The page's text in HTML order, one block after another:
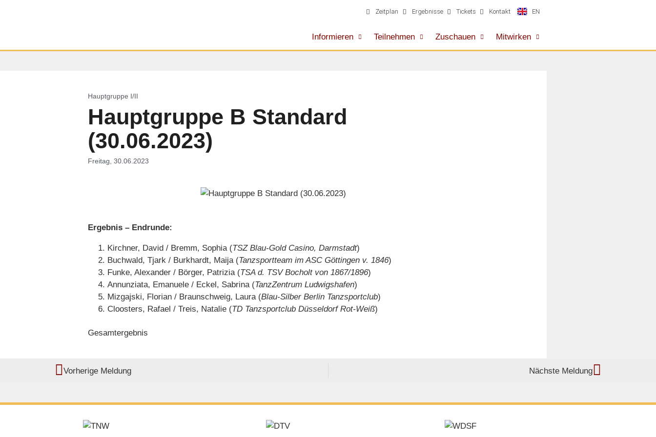
Zeitplan Ergebnisse Tickets Kontakt EN
Informieren Teilnehmen Zuschauen Mitwirken
Hauptgruppe I/II
Hauptgruppe B Standard
(30.06.2023)
Freitag, 30.06.2023
Ergebnis – Endrunde:
Kirchner, David / Bremm, Sophia (TSZ Blau-Gold Casino, Darmstadt)
Buchwald, Tjark / Burkhardt, Maija (Tanzsportteam im ASC Göttingen v. 1846)
Funke, Alexander / Börger, Patrizia (TSA d. TSV Bocholt von 1867/1896)
Annunziata, Emanuele / Eckel, Sabrina (TanzZentrum Ludwigshafen)
Mizgajski, Florian / Braunschweig, Laura (Blau-Silber Berlin Tanzsportclub)
Cloosters, Rafael / Treis, Natalie (TD Tanzsportclub Düsseldorf Rot-Weiß)
Gesamtergebnis
Vorherige Meldung Nächste Meldung